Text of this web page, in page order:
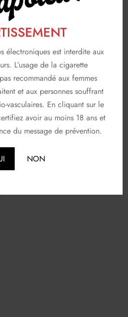
électroniques est interdite aux
L’usage de la cigarette
recommandé aux femmes
et aux personnes souffrant
vasculaires. En cliquant sur le
avoir au moins 18 ans et
du message de prévention.
NON
277
453
83